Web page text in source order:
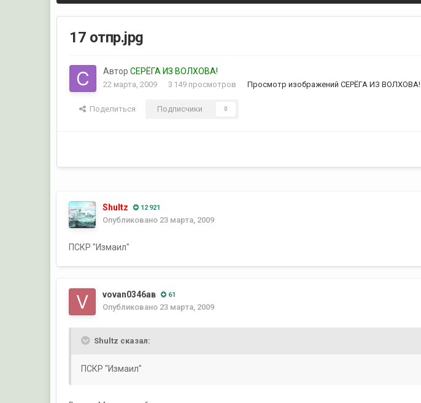
17 отпр.jpg
АвторСЕРЁГА ИЗ ВОЛХОВА!
22 марта, 2009 3 149 просмотров Просмотр изображений СЕРЁГА ИЗ ВОЛХОВА!
Поделиться Подписчики 0
Shultz 12 921
Опубликовано 23 марта, 2009
ПСКР "Измаил"
vovan0346ав 61
Опубликовано 23 марта, 2009
Shultz сказал:
ПСКР "Измаил"